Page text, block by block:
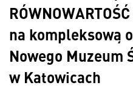
na kompleksową
Nowego Muzeum
w Katowicach